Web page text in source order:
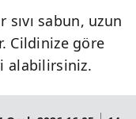
sabun, uzun
Cildinize göre
alabilirsiniz.